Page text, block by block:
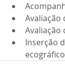
Avaliação
Avaliação
Inserção